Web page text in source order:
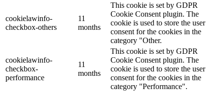
cookielawinfo-
checkbox-others
11
months
This cookie is set by GDPR
Cookie Consent plugin. The
cookie is used to store the user
consent for the cookies in the
category "Other.
cookielawinfo-
checkbox-
performance
11
months
This cookie is set by GDPR
Cookie Consent plugin. The
cookie is used to store the user
consent for the cookies in the
category "Performance".